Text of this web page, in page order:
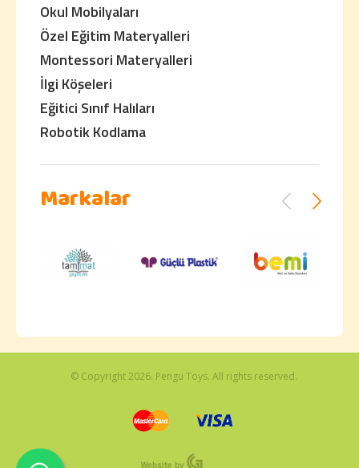
Okul Mobilyaları
Özel Eğitim Materyalleri
Montessori Materyalleri
İlgi Köşeleri
Eğitici Sınıf Halıları
Robotik Kodlama
Markalar
© Copyright 2026. Pengu Toys. All rights reserved.